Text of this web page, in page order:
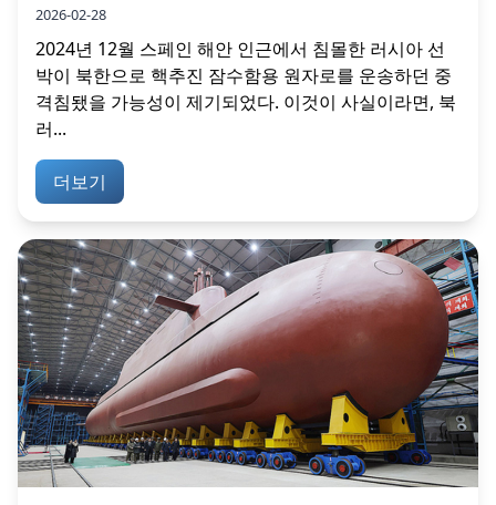
2026-02-28
2024년 12월 스페인 해안 인근에서 침몰한 러시아 선
박이 북한으로 핵추진 잠수함용 원자로를 운송하던 중
격침됐을 가능성이 제기되었다. 이것이 사실이라면, 북
러...
더보기